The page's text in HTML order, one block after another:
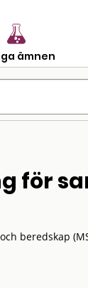
ämnen
för
beredskap